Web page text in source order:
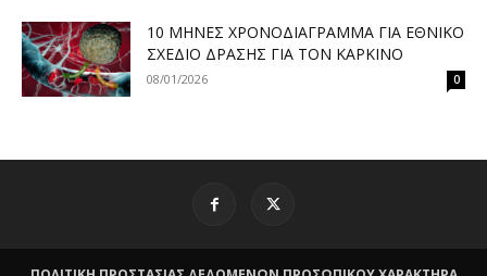
10 ΜΉΝΕΣ ΧΡΟΝΟΔΙΆΓΡΑΜΜΑ ΓΙΑ ΕΘΝΙΚΌ
ΣΧΈΔΙΟ ΔΡΆΣΗΣ ΓΙΑ ΤΟΝ ΚΑΡΚΊΝΟ
08/01/2026 0